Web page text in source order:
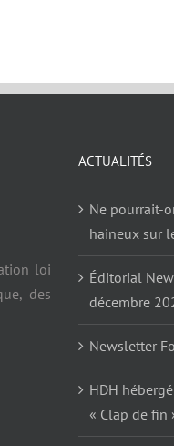
loi
des
ACTUALITÉS
Ne pourrait-
haineux sur
Éditorial
décembre
Newsletter
HDH
« Clap de fin